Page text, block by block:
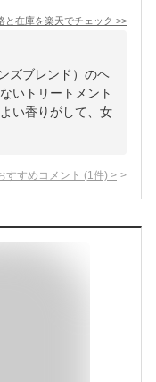
と在庫を楽天でチェック >>
ズブレンド）のヘ
いトリートメント
い香りがして、女
すすめコメント (1 件) >